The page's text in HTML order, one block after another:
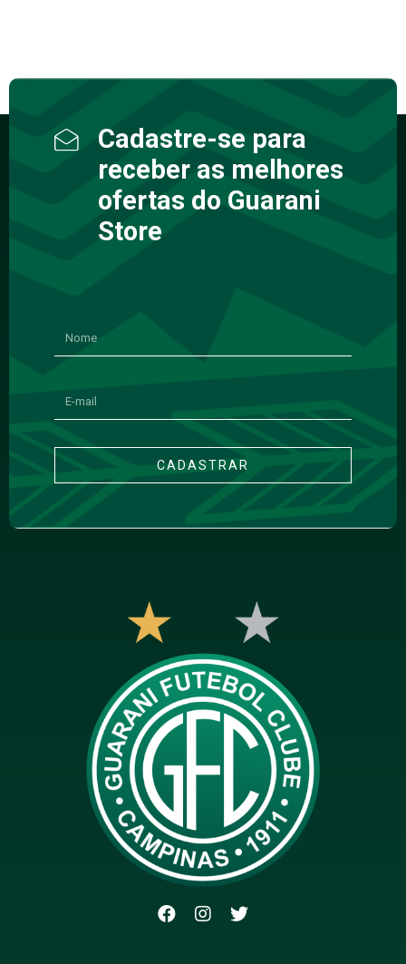
Cadastre-se para
receber as melhores
ofertas do Guarani
Store
CADASTRAR